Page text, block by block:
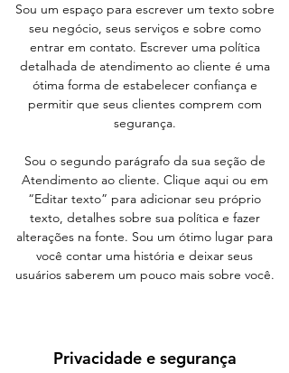
Sou um espaço para escrever um texto sobre
seu negócio, seus serviços e sobre como
entrar em contato. Escrever uma política
detalhada de atendimento ao cliente é uma
ótima forma de estabelecer confiança e
permitir que seus clientes comprem com
segurança.
Sou o segundo parágrafo da sua seção de
Atendimento ao cliente. Clique aqui ou em
“Editar texto” para adicionar seu próprio
texto, detalhes sobre sua política e fazer
alterações na fonte. Sou um ótimo lugar para
você contar uma história e deixar seus
usuários saberem um pouco mais sobre você.
Privacidade e segurança